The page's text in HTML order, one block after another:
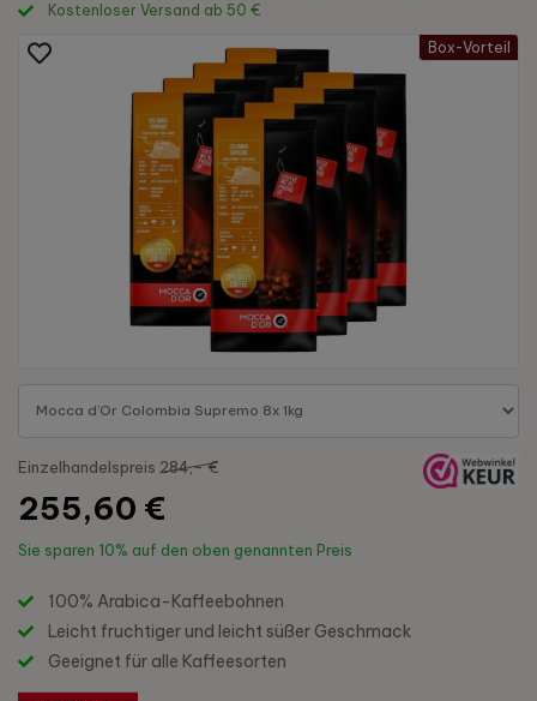
Box-Vorteil
100% Arabica-Kaffeebohnen
Leicht fruchtiger und leicht süßer Geschmack
Geeignet für alle Kaffeesorten
Einzelhandelspreis 284,- €
255,60 €
Sie sparen 10% auf den oben genannten Preis
Kostenloser Versand ab 50 €